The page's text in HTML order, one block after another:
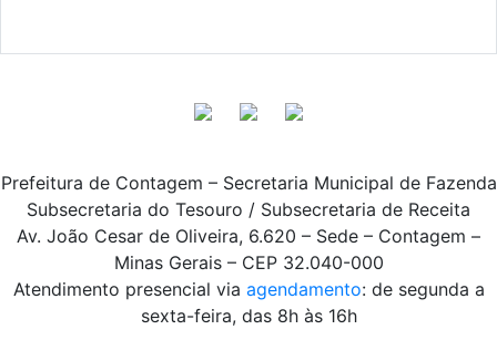
Prefeitura de Contagem – Secretaria Municipal de Fazenda
Subsecretaria do Tesouro / Subsecretaria de Receita
Av. João Cesar de Oliveira, 6.620 – Sede – Contagem –
Minas Gerais – CEP 32.040-000
Atendimento presencial via agendamento: de segunda a
sexta-feira, das 8h às 16h